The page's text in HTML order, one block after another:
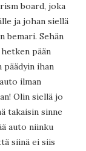
board, joka
ja johan siellä
bemari. Sehän
pään
ihan
ilman
Olin siellä jo
takaisin sinne
auto niinku
siinä ei siis